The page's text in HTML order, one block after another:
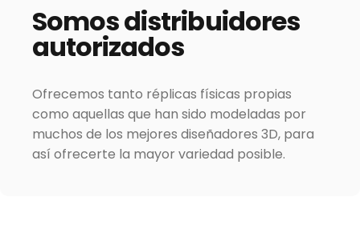
Somosdistribuidores
autorizados
Ofrecemos tanto réplicas físicas propias
como aquellas que han sido modeladas por
muchos de los mejores diseñadores 3D, para
así ofrecerte la mayor variedad posible.